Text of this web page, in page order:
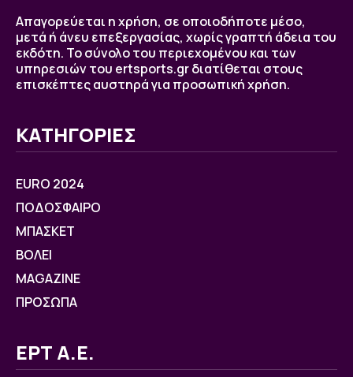
Απαγορεύεται η χρήση, σε οποιοδήποτε μέσο,
μετά ή άνευ επεξεργασίας, χωρίς γραπτή άδεια του
εκδότη. Το σύνολο του περιεχομένου και των
υπηρεσιών του ertsports.gr διατίθεται στους
επισκέπτες αυστηρά για προσωπική χρήση.
ΚΑΤΗΓΟΡΙΕΣ
EURO 2024
ΠΟΔΟΣΦΑΙΡΟ
ΜΠΑΣΚΕΤ
ΒOΛΕΙ
MAGAZINE
ΠΡΟΣΩΠΑ
ΕΡΤ Α.Ε.